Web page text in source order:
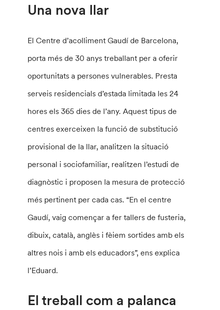
Una nova llar
El Centre d’acolliment Gaudí de Barcelona,
porta més de 30 anys treballant per a oferir
oportunitats a persones vulnerables. Presta
serveis residencials d’estada limitada les 24
hores els 365 dies de l’any. Aquest tipus de
centres exerceixen la funció de substitució
provisional de la llar, analitzen la situació
personal i sociofamiliar, realitzen l’estudi de
diagnòstic i proposen la mesura de protecció
més pertinent per cada cas. “En el centre
Gaudí, vaig començar a fer tallers de fusteria,
dibuix, català, anglès i fèiem sortides amb els
altres nois i amb els educadors”, ens explica
l’Eduard.
El treball com a palanca